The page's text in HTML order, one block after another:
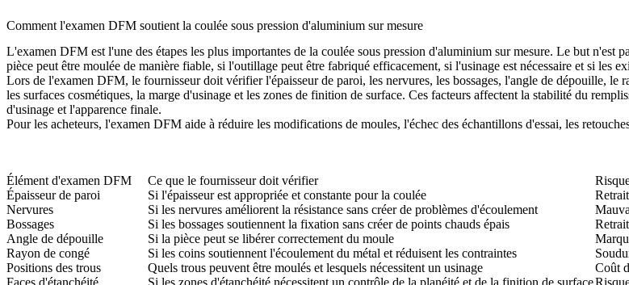
Comment l'examen DFM soutient la coulée sous pression d'aluminium sur mesure
L'examen DFM est l'une des étapes les plus importantes de la coulée sous pression d'aluminium sur mesure. Le but n'est
pièce peut être moulée de manière fiable, si l'outillage peut être fabriqué efficacement, si l'usinage est nécessaire et si les
Lors de l'examen DFM, le fournisseur doit vérifier l'épaisseur de paroi, les nervures, les bossages, l'angle de dépouille, le
les surfaces cosmétiques, la marge d'usinage et les zones de finition de surface. Ces facteurs affectent la stabilité du
d'usinage et l'apparence finale.
Pour les acheteurs, l'examen DFM aide à réduire les modifications de moules, l'échec des échantillons d'essai, les
Élément d'examen DFM Ce que le fournisseur doit vérifier
Épaisseur de paroi
Si l'épaisseur est appropriée et constante pour la coulée
Nervures
Si les nervures améliorent la résistance sans créer de problèmes d'écoulement
Bossages
Si les bossages soutiennent la fixation sans créer de points chauds épais
Angle de dépouille
Si la pièce peut se libérer correctement du moule
Rayon de congé
Si les coins soutiennent l'écoulement du métal et réduisent les contraintes
Positions des trous
Quels trous peuvent être moulés et lesquels nécessitent un usinage
Coût